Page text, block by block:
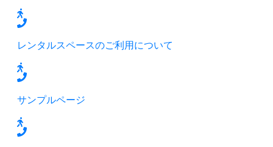
レンタルスペースのご利用について
サンプルページ